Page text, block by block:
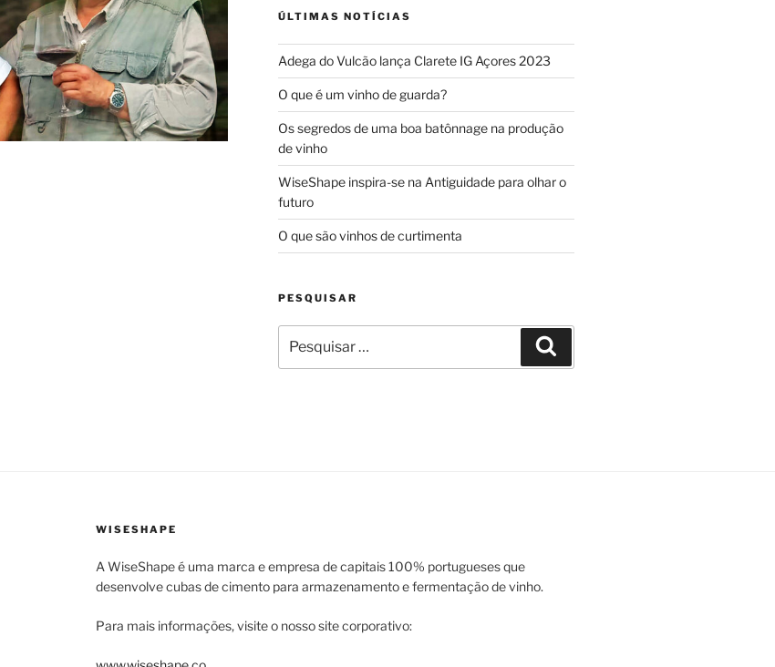
ÚLTIMAS NOTÍCIAS
Adega do Vulcão lança Clarete IG Açores 2023
O que é um vinho de guarda?
Os segredos de uma boa batônnage na produção
de vinho
WiseShape inspira-se na Antiguidade para olhar o
futuro
O que são vinhos de curtimenta
PESQUISAR
por:
WISESHAPE
A WiseShape é uma marca e empresa de capitais 100% portugueses que
desenvolve cubas de cimento para armazenamento e fermentação de vinho.
Para mais informações, visite o nosso site corporativo: